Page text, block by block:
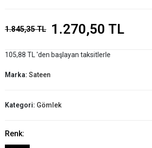
1.845,35 TL 1.270,50 TL
105,88 TL 'den başlayan taksitlerle
Marka: Sateen
Kategori: Gömlek
Renk: